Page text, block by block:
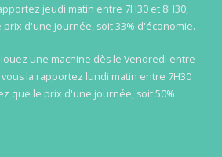
jeudi matin entre 7H30 et 8H30,
d'une journée, soit 33% d'économie.
louez une machine dès le Vendredi entre
vous la rapportez lundi matin entre 7H30
que le prix d'une journée, soit 50%